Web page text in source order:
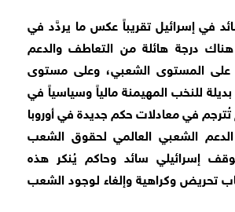
في إسرائيل تقريباً عكس ما يردَّد في
هناك درجة هائلة من التعاطف والدعم
على المستوى الشعبي، وعلى مستوى
للنخب المهيمنة مالياً وسياسياً في
في معادلات حكم جديدة في أوروبا
الدعم الشعبي العالمي لحقوق الشعب
إسرائيلي سائد وحاكم يُنكر هذه
تحريض وكراهية وإلغاء لوجود الشعب